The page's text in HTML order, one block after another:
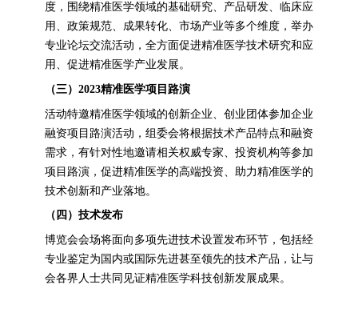
度，围绕精准医学领域的基础研究、产品研发、临床应
用、政策规范、成果转化、市场产业等多个维度，举办
专业论坛交流活动，全方面促进精准医学技术研究和应
用、促进精准医学产业发展。
（三）2023精准医学项目路演
活动特邀精准医学领域的创新企业、创业团体参加企业
融资项目路演活动，组委会将根据技术产品特点和融资
需求，有针对性地邀请相关权威专家、投资机构等参加
项目路演，促进精准医学的高端投资、助力精准医学的
技术创新和产业落地。
（四）技术发布
博览会会场将面向多项先进技术设置发布环节，包括经
专业鉴定为国内或国际先进甚至领先的技术产品，让与
会各界人士共同见证精准医学科技创新发展成果。